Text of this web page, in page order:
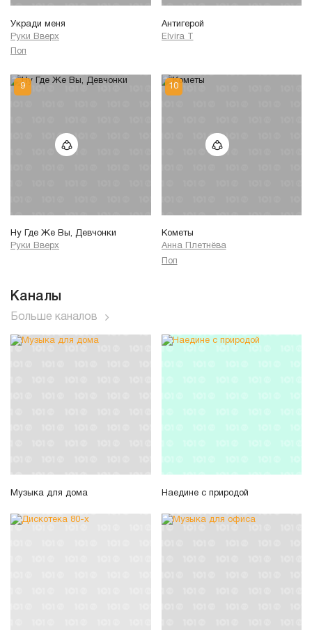
Укради меня
Руки Вверх
Поп
Антигерой
Elvira T
Ну Где Же Вы, Девчонки
Руки Вверх
Кометы
Анна Плетнёва
Поп
Каналы
Больше каналов
Музыка для дома Наедине с природой